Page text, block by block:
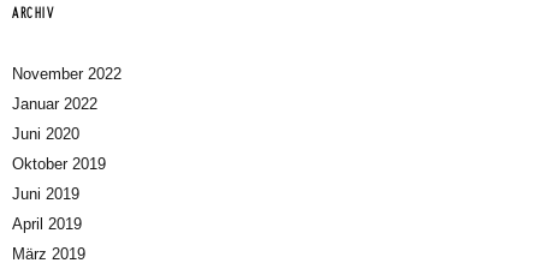
ARCHIV
November 2022
Januar 2022
Juni 2020
Oktober 2019
Juni 2019
April 2019
März 2019